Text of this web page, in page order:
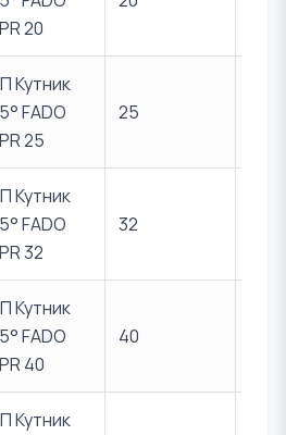
20
Кутник
FADO
25
25
Кутник
FADO
32
32
Кутник
FADO
40
40
Кутник